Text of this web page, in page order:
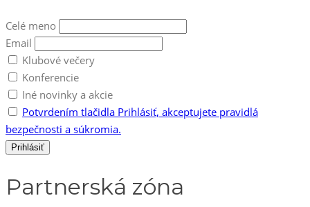
Celé meno
Email
Klubové večery
Konferencie
Iné novinky a akcie
Potvrdením tlačidla Prihlásiť, akceptujete pravidlá
bezpečnosti a súkromia.
Partnerská zóna